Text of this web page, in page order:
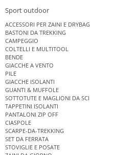
Sport outdoor
ACCESSORI PER ZAINI E DRYBAG
BASTONI DA TREKKING
CAMPEGGIO
COLTELLI E MULTITOOL
BENDE
GIACCHE A VENTO
PILE
GIACCHE ISOLANTI
GUANTI & MUFFOLE
SOTTOTUTE E MAGLIONI DA SCI
TAPPETINI ISOLANTI
PANTALONI ZIP OFF
CIASPOLE
SCARPE-DA-TREKKING
SET DA FERRATA
STOVIGLIE E POSATE